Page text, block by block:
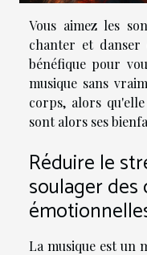
Vous aimez les
chanter et danser
bénéfique pour
musique sans
corps, alors
sont alors ses
Réduire le
soulager des
La musique est un